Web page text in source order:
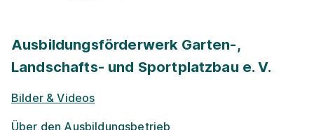
Events für Schü­ler / Stu­die­ren­de
Ausbildungsförderwerk Garten-,
Landschafts- und Sportplatzbau e. V.
Bilder & Videos
Über den Ausbildungsbetrieb